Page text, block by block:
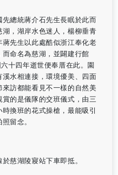
先總統蔣介石先生長眠於此而
，湖岸水色迷人，楊柳垂青
先生以此處酷似浙江奉化老
命名為慈湖，並闢建行館
十四年逝世便奉厝在此。園
水相連接，環境優美、四面
訪都能看見不一樣的自然美
的是儀隊的交班儀式，由三
換班的花式操槍，最能吸引
留念。
慈湖陵寢站下車即抵。